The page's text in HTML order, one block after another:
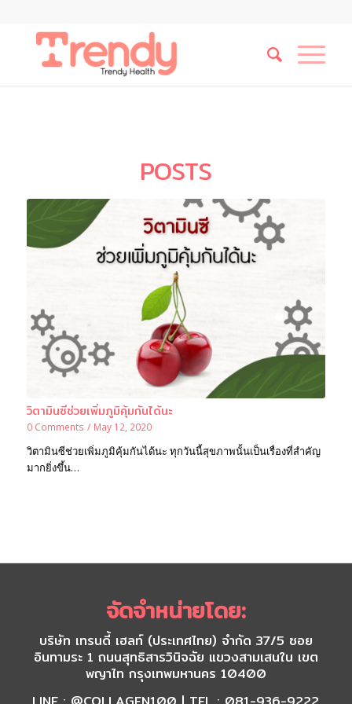
POSTS
วิตามินซีช่วยเพิ่มภูมิคุ้มกันได้นะ
0 Comments / May 12, 2020
วิตามินซีช่วยเพิ่มภูมิคุ้มกันได้นะ ทุกวันนี้สุขภาพนั้นเป็นเรื่องที่สำคัญ
มากยิ่งขึ้น…
จัดจำหน่ายโดย:
บริษัท เทรนดี้ เฮลท์ (ประเทศไทย) จำกัด 37/5 ซอย
อินทามระ 1 ถนนสุทธิสารวินิจฉัย แขวงสามเสนใน เขต
พญาไท กรุงเทพมหานคร 10400